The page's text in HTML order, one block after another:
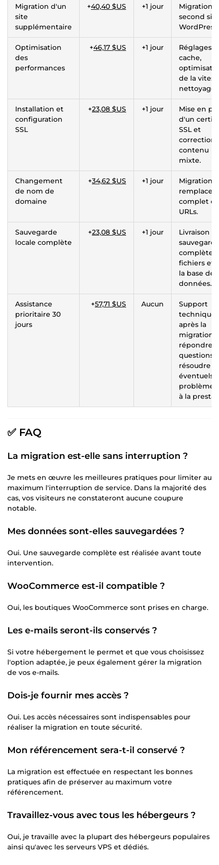
Migration d'un
site
supplémentaire
+40,40 $US +1 jour
Migration
second site
WordPress.
Optimisation
des
performances
+46,17 $US +1 jour
Réglages
cache,
de la
nettoyage.
Installation et
configuration
SSL
+23,08 $US +1 jour
Mise en
d'un
SSL et
correction
contenu
mixte.
Changement
de nom de
domaine
+34,62 $US +1 jour
Migration
complet
URLs.
Sauvegarde
locale complète
+23,08 $US +1 jour
Livraison
complète
fichiers et
la base de
données.
Assistance
prioritaire 30
jours
+57,71 $US Aucun
Support
technique
après la
migration
répondre
questions
résoudre
éventuels
problèmes
à la
✅ FAQ
La migration est-elle sans interruption ?
Je mets en œuvre les meilleures pratiques pour limiter au
maximum l'interruption de service. Dans la majorité des
cas, vos visiteurs ne constateront aucune coupure
notable.
Mes données sont-elles sauvegardées ?
Oui. Une sauvegarde complète est réalisée avant toute
intervention.
WooCommerce est-il compatible ?
Oui, les boutiques WooCommerce sont prises en charge.
Les e-mails seront-ils conservés ?
Si votre hébergement le permet et que vous choisissez
l'option adaptée, je peux également gérer la migration
de vos e-mails.
Dois-je fournir mes accès ?
Oui. Les accès nécessaires sont indispensables pour
réaliser la migration en toute sécurité.
Mon référencement sera-t-il conservé ?
La migration est effectuée en respectant les bonnes
pratiques afin de préserver au maximum votre
référencement.
Travaillez-vous avec tous les hébergeurs ?
Oui, je travaille avec la plupart des hébergeurs populaires
ainsi qu'avec les serveurs VPS et dédiés.